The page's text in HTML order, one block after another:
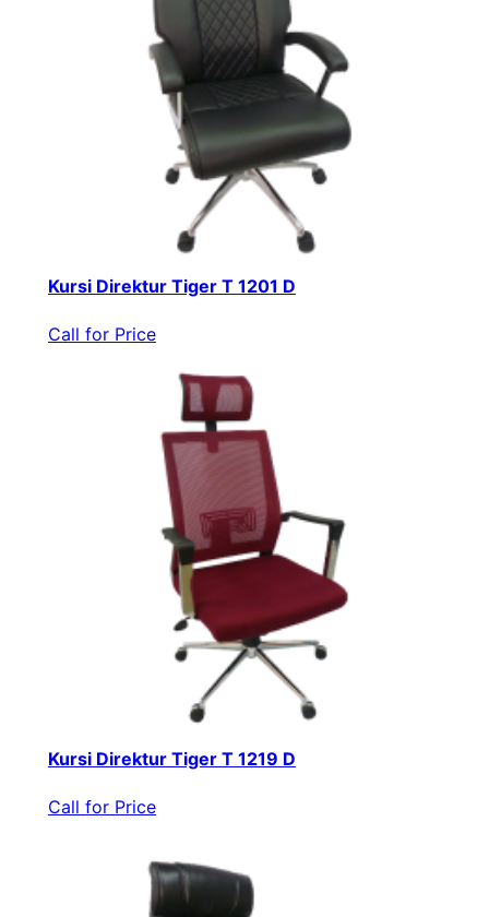
Kursi Direktur Tiger T 1201 D
Call for Price
Kursi Direktur Tiger T 1219 D
Call for Price